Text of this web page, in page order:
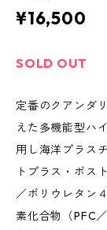
¥16,500
SOLD OUT
定番のクアンダ
えた多機能型ハ
用し海洋プラス
トプラス・ポス
／ポリウレタン
素化合物（PFC